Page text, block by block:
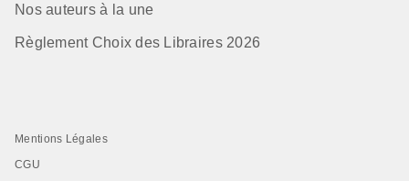
Nos auteurs à la une
Règlement Choix des Libraires 2026
Mentions Légales
CGU